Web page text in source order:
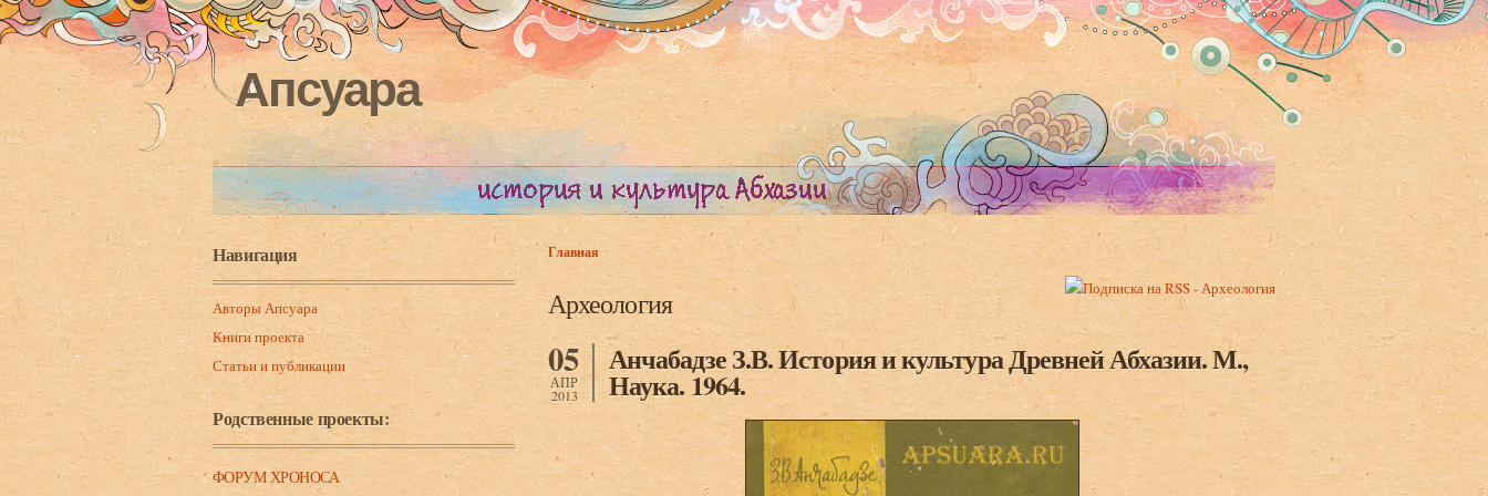
Апсуара
Навигация
Авторы Апсуара
Книги проекта
Статьи и публикации
Родственные проекты:
ФОРУМ ХРОНОСА
Вы здесь
Главная
Археология
05
АПР
2013
Анчабадзе З.В. История и культура Древней Абхазии. М.,
Наука. 1964.